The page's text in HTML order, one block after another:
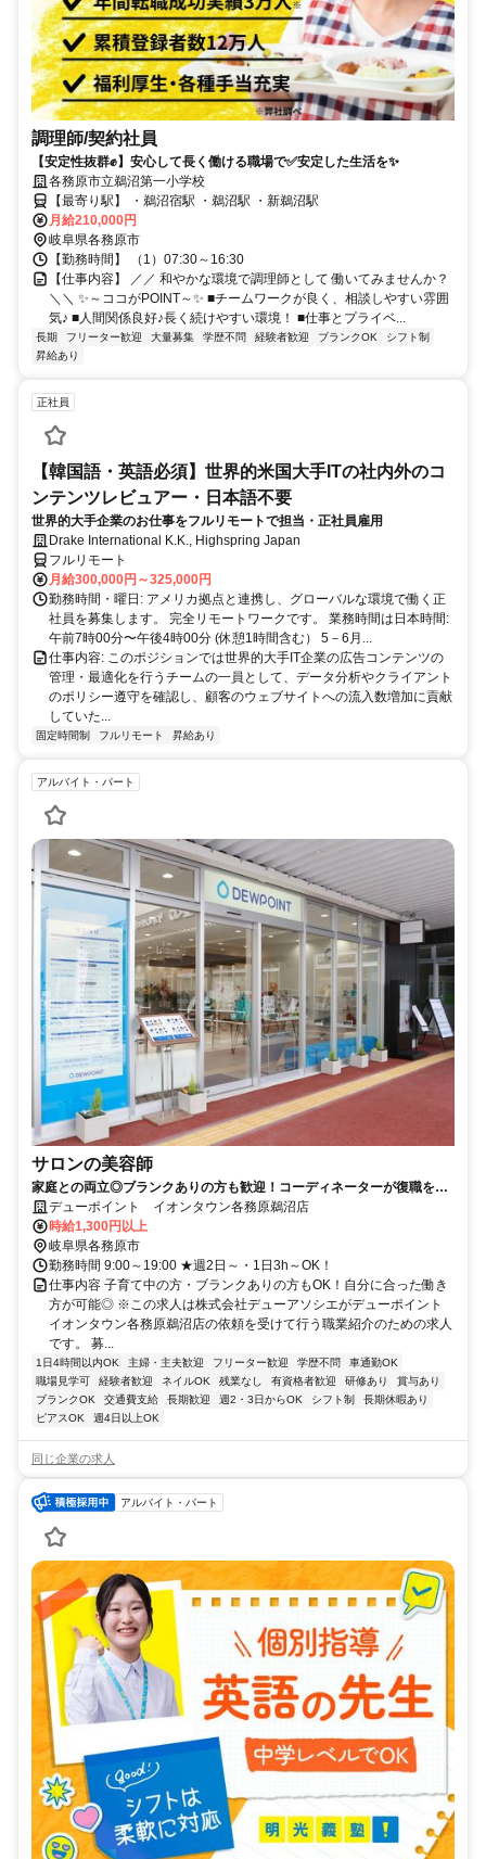
調理師/契約社員
【安定性抜群✊️】安心して長く働ける職場で✅️安定した生活を✨
各務原市立鵜沼第一小学校
【最寄り駅】 ・鵜沼宿駅 ・鵜沼駅 ・新鵜沼駅
月給210,000円
岐阜県各務原市
【勤務時間】 （1）07:30～16:30
【仕事内容】 ／／ 和やかな環境で調理師として 働いてみませんか？
＼＼ ✨～ココがPOINT～✨ ■チームワークが良く、相談しやすい雰囲
気♪ ■人間関係良好♪長く続けやすい環境！ ■仕事とプライベ...
長期 フリーター歓迎 大量募集 学歴不問 経験者歓迎 ブランクOK
シフト制
昇給あり
正社員
【韓国語・英語必須】世界的米国大手ITの社内外のコ
ンテンツレビュアー・日本語不要
世界的大手企業のお仕事をフルリモートで担当・正社員雇用
Drake International K.K., Highspring Japan
フルリモート
月給300,000円～325,000円
勤務時間・曜日: アメリカ拠点と連携し、グローバルな環境で働く正
社員を募集します。 完全リモートワークです。 業務時間は日本時間:
午前7時00分〜午後4時00分 (休憩1時間含む） 5－6月...
仕事内容: このポジションでは世界的大手IT企業の広告コンテンツの
管理・最適化を行うチームの一員として、データ分析やクライアント
のポリシー遵守を確認し、顧客のウェブサイトへの流入数増加に貢献
していた...
固定時間制 フルリモート 昇給あり
アルバイト・パート
サロンの美容師
家庭との両立◎ブランクありの方も歓迎！コーディネーターが復職をサ
ポートするのでミスマッチなし！ママさんスタイリストが全店舗で200
名以上活躍中！
デューポイント イオンタウン各務原鵜沼店
時給1,300円以上
岐阜県各務原市
勤務時間 9:00～19:00 ★週2日～・1日3h～OK！
仕事内容 子育て中の方・ブランクありの方もOK！自分に合った働き
方が可能◎ ※この求人は株式会社デューアソシエがデューポイント
イオンタウン各務原鵜沼店の依頼を受けて行う職業紹介のための求人
です。 募...
1日4時間以内OK 主婦・主夫歓迎 フリーター歓迎 学歴不問
車通勤OK
職場見学可
経験者歓迎 ネイルOK 残業なし 有資格者歓迎 研修あり
賞与あり
ブランクOK
交通費支給 長期歓迎 週2・3日からOK シフト制
長期休暇あり
ピアスOK
週4日以上OK
同じ企業の求人
アルバイト・パート